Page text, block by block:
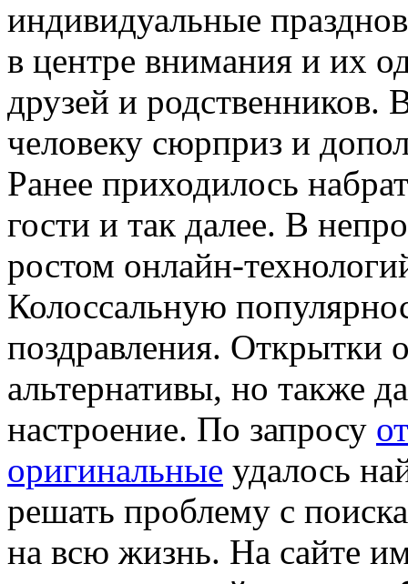
индивидуальные
в центре внимания и их
друзей и родственников.
человеку сюрприз и
Ранее приходилось
гости и так далее. В
ростом онлайн-
Колоссальную
поздравления. Открытки
альтернативы, но также
настроение. По запросу
оригинальные удалось
решать проблему с
на всю жизнь. На сайте